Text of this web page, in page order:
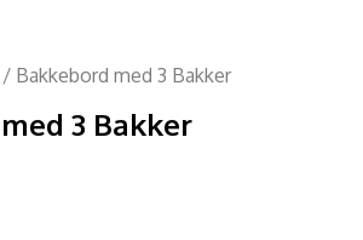
Bakkebord med 3 Bakker
3 Bakker